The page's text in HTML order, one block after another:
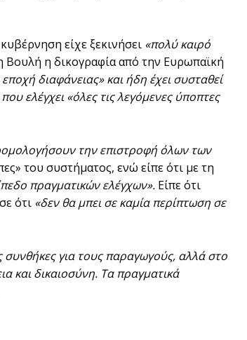
είχε ξεκινήσει «πολύ καιρό
Βουλή η δικογραφία από την Ευρωπαϊκή
διαφάνειας» και ήδη έχει συσταθεί
ελέγχει «όλες τις λεγόμενες ύποπτες
την επιστροφή όλων των
του συστήματος, ενώ είπε ότι με τη
πραγματικών ελέγχων». Είπε ότι
ότι «δεν θα μπει σε καμία περίπτωση σε
συνθήκες για τους παραγωγούς, αλλά στο
και δικαιοσύνη. Τα πραγματικά